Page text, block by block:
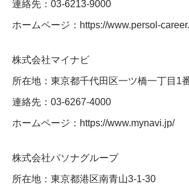
連絡先：03-6213-9000
ホームページ：https://www.persol-
株式会社マイナビ
所在地：東京都千代田区一ツ橋一丁目1
連絡先：03-6267-4000
ホームページ：https://www.mynavi.jp/
株式会社パソナグループ
所在地：東京都港区南青山3-1-30